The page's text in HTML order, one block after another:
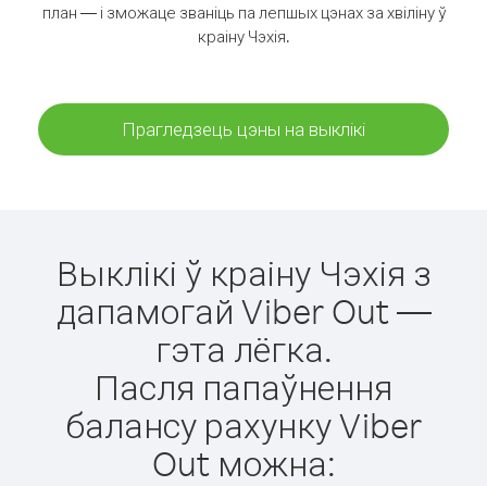
план — і зможаце званіць па лепшых цэнах за хвіліну ў
краіну Чэхія.
Прагледзець цэны на выклікі
Выклікі ў краіну Чэхія з
дапамогай Viber Out —
гэта лёгка.
Пасля папаўнення
балансу рахунку Viber
Out можна: